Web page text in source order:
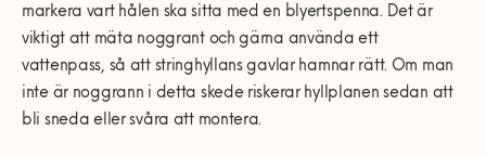
markera vart hålen ska sitta med en blyertspenna. Det är
viktigt att mäta noggrant och gärna använda ett
vattenpass, så att stringhyllans gavlar hamnar rätt. Om man
inte är noggrann i detta skede riskerar hyllplanen sedan att
bli sneda eller svåra att montera.